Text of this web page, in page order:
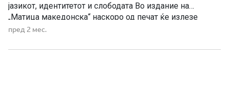
јазикот, идентитетот и слободата Во издание на
„Матица македонска“ наскоро од печат ќе излезе
стихозбирката „Раскинување на договорот“ („Λύση
Минас. Станува збор за негово прво поетско дело,
пред 2 мес.